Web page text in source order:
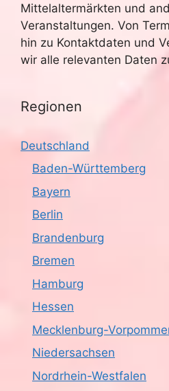
Mittelaltermärkten und
Veranstaltungen. Von
hin zu Kontaktdaten und
wir alle relevanten Daten
Regionen
Deutschland
Baden-Württemberg
Bayern
Berlin
Brandenburg
Bremen
Hamburg
Hessen
Mecklenburg-
Niedersachsen
Nordrhein-Westfalen